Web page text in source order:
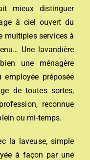
mieux distinguer
à ciel ouvert du
multiples services à
Une lavandière
une ménagère
préposée
de toutes sortes,
reconnue
ou mi-temps.
la laveuse, simple
à façon par une